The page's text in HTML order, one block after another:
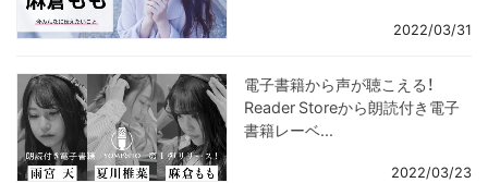
2022/03/31
電子書籍から声が聴こえる！
Reader Storeから朗読付き電子
書籍レーベ...
2022/03/23